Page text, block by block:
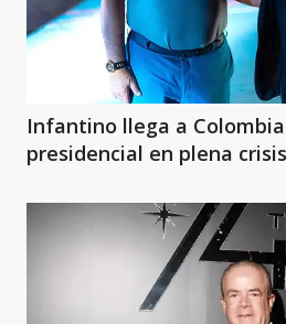
Infantino llega a
presidencial en plena